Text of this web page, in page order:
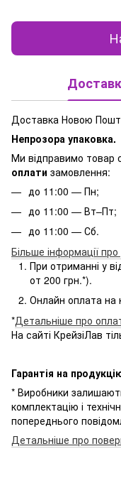
Доставка Новою
Непрозора упаковка.
Ми відправимо товар
оплати замовлення:
до 11:00 — Пн;
до 11:00 — Вт–Пт;
до 11:00 — Сб.
Більше інформації
При отриманні у
от 200 грн.*).
Онлайн оплата на
*Детальніше про
На сайті КрейзіЛав
Гарантія на
* Виробники
комплектацію і
попереднього
Детальніше про